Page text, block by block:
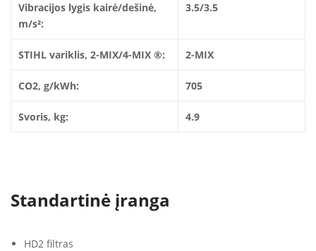
Vibracijos lygis kairė/dešinė,
m/s²:
3.5/3.5
STIHL variklis, 2-MIX/4-MIX ®: 2-MIX
CO2, g/kWh: 705
Svoris, kg: 4.9
Standartinė įranga
HD2 filtras